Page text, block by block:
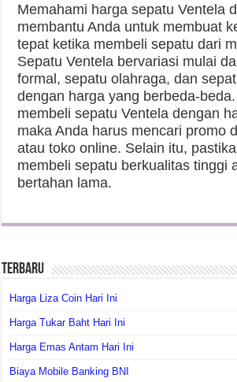
Memahami harga sepatu Ventela
membantu Anda untuk membuat
tepat ketika membeli sepatu dari
Sepatu Ventela bervariasi mulai
formal, sepatu olahraga, dan
dengan harga yang berbeda-
membeli sepatu Ventela dengan
maka Anda harus mencari promo
atau toko online. Selain itu,
membeli sepatu berkualitas tinggi
bertahan lama.
Terbaru
Harga Liza Coin Hari Ini
Harga Tukar Baht Hari Ini
Harga Emas Antam Hari Ini
Biaya Mobile Banking BNI